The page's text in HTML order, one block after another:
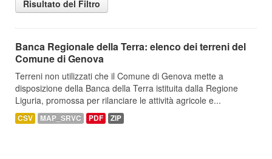
Risultato del Filtro
Banca Regionale della Terra: elenco dei terreni del
Comune di Genova
Terreni non utilizzati che il Comune di Genova mette a
disposizione della Banca della Terra istituita dalla Regione
Liguria, promossa per rilanciare le attività agricole e...
CSV MAP_SRVC PDF ZIP